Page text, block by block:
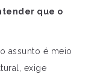
que o
assunto é meio
exige